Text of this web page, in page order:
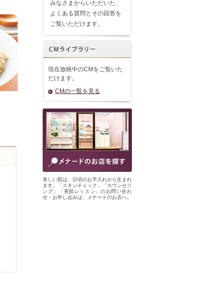
みなさまからいただいた、
よくある質問とその回答を
ご覧いただけます。
現在放映中のCMをご覧いた
だけます。
CMの一覧を見る
美しい肌は、日頃のお手入れから生まれ
ます。「スキンチェック」「カウンセリ
ング」「美肌レッスン」のお問い合わ
せ・お申し込みは、メナードのお店へ。